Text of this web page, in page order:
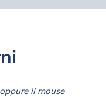
il mouse